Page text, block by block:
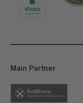
Main Partner